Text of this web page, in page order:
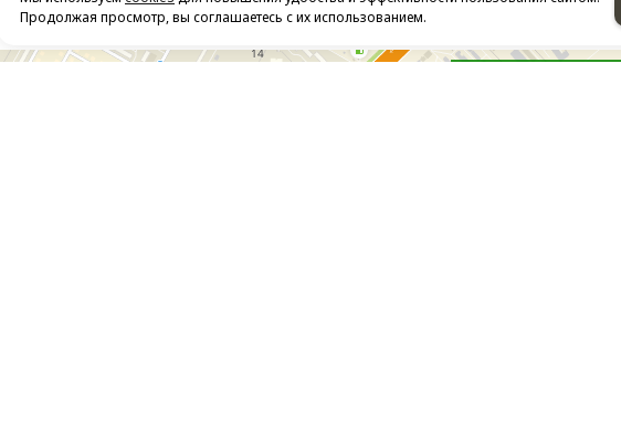
Продолжая просмотр, вы соглашаетесь с их использованием.